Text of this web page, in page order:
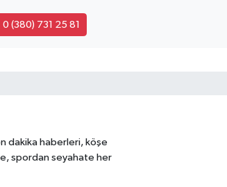
0 (380) 731 25 81
dakika haberleri, köşe
spordan seyahate her